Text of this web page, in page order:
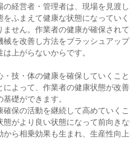
の経営者・管理者は、現場を見渡
をふまえて健康な状態になってい
ません。作業者の健康が確保され
械を改善し方法をブラッシュアッ
上がらないからです。
・技・体の健康を確保していくこ
によって、作業者の健康状態が改
礎ができます。
確保の活動を継続して高めていく
態がより良い状態になって前向き
から相乗効果も生まれ、生産性向